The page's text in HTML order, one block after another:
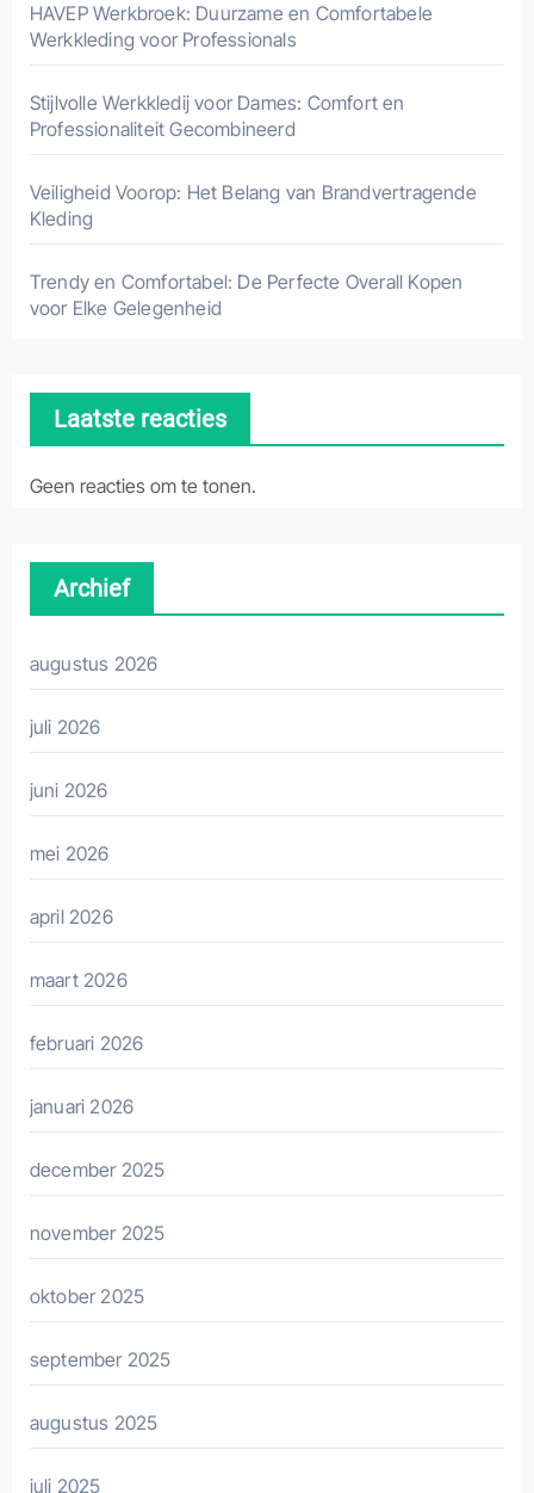
HAVEP Werkbroek: Duurzame en Comfortabele
Werkkleding voor Professionals
Stijlvolle Werkkledij voor Dames: Comfort en
Professionaliteit Gecombineerd
Veiligheid Voorop: Het Belang van Brandvertragende
Kleding
Trendy en Comfortabel: De Perfecte Overall Kopen
voor Elke Gelegenheid
Laatste reacties
Geen reacties om te tonen.
Archief
augustus 2026
juli 2026
juni 2026
mei 2026
april 2026
maart 2026
februari 2026
januari 2026
december 2025
november 2025
oktober 2025
september 2025
augustus 2025
juli 2025